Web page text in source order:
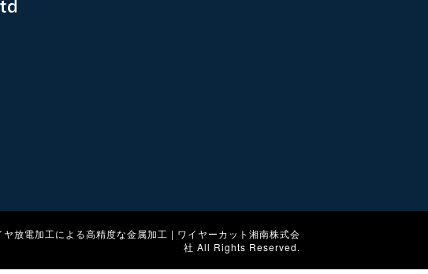
ヤ放電加工による高精度な金属加工 | ワイヤーカット湘南株式会
社 All Rights Reserved.